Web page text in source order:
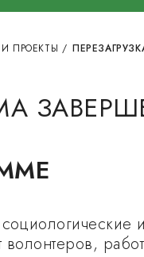
ПРОЕКТЫ /
волонтеров,